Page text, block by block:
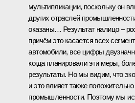
мультипликации, поскольку он
других отраслей
оказаны… Результат налицо –
причём это касается всех
автомобили, все цифры
когда планировали эти меры,
результаты. Но мы видим, что
и это влияет также
промышленности. Поэтому мы